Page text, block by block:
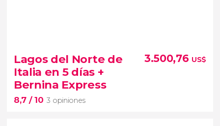
4 opiniones
circuito de 7 días
desde Palermo a Taormina
secretos mejor guardados de la isla
Lagos del Norte de
Italia en 5 días +
Bernina Express
8,7 / 10 3 opiniones
3.500,76 US$